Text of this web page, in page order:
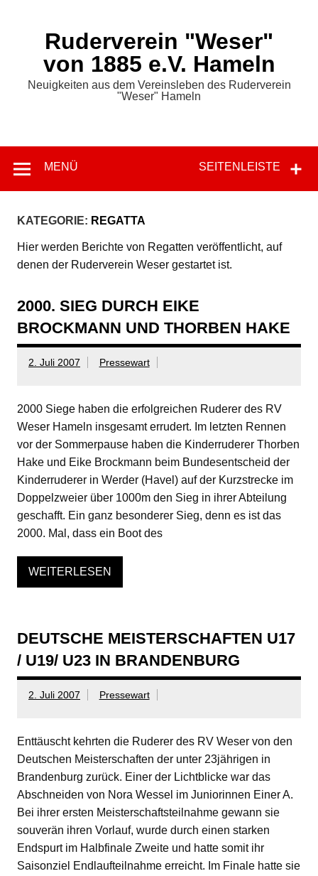
Ruderverein "Weser"
von 1885 e.V. Hameln
Neuigkeiten aus dem Vereinsleben des Ruderverein
"Weser" Hameln
SEITENLEISTE
MENÜ
KATEGORIE: REGATTA
Hier werden Berichte von Regatten veröffentlicht, auf
denen der Ruderverein Weser gestartet ist.
2000. SIEG DURCH EIKE
BROCKMANN UND THORBEN HAKE
2. Juli 2007 Pressewart
2000 Siege haben die erfolgreichen Ruderer des RV
Weser Hameln insgesamt errudert. Im letzten Rennen
vor der Sommerpause haben die Kinderruderer Thorben
Hake und Eike Brockmann beim Bundesentscheid der
Kinderruderer in Werder (Havel) auf der Kurzstrecke im
Doppelzweier über 1000m den Sieg in ihrer Abteilung
geschafft. Ein ganz besonderer Sieg, denn es ist das
2000. Mal, dass ein Boot des
WEITERLESEN
DEUTSCHE MEISTERSCHAFTEN U17
/ U19/ U23 IN BRANDENBURG
2. Juli 2007 Pressewart
Enttäuscht kehrten die Ruderer des RV Weser von den
Deutschen Meisterschaften der unter 23jährigen in
Brandenburg zurück. Einer der Lichtblicke war das
Abschneiden von Nora Wessel im Juniorinnen Einer A.
Bei ihrer ersten Meisterschaftsteilnahme gewann sie
souverän ihren Vorlauf, wurde durch einen starken
Endspurt im Halbfinale Zweite und hatte somit ihr
Saisonziel Endlaufteilnahme erreicht. Im Finale hatte sie